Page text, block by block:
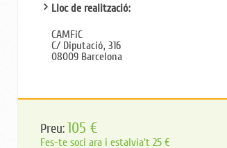
Lloc de realització:
CAMFiC
C/ Diputació, 316
08009 Barcelona
Preu:105 €
Fes-te soci ara i estalvia't 25 €